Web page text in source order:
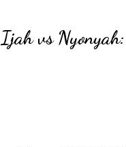
Ijah vs